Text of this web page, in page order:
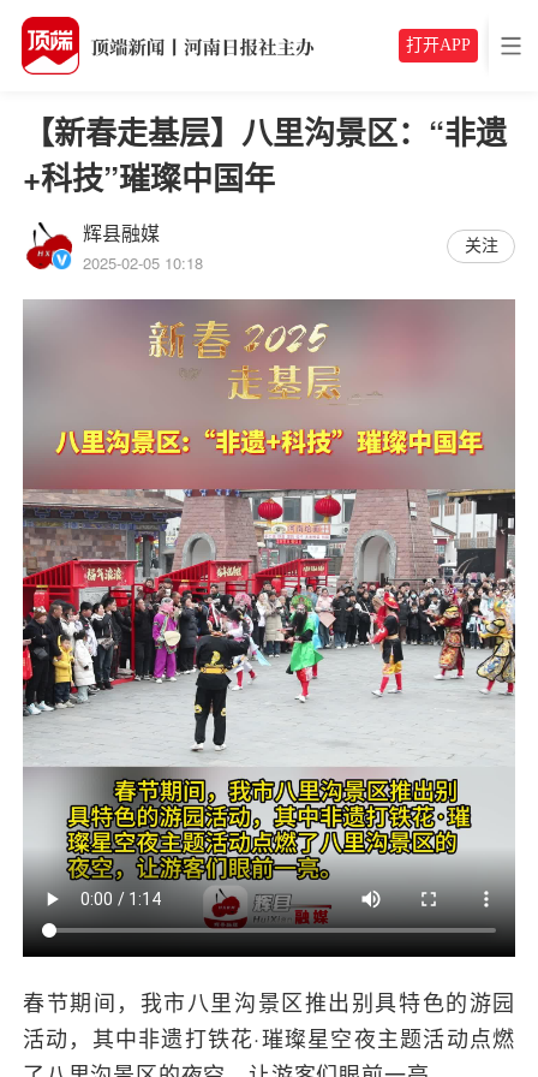
打开APP
【新春走基层】八里沟景区：“非遗
+科技”璀璨中国年
辉县融媒
2025-02-05 10:18
关注
春节期间，我市八里沟景区推出别具特色的游园
活动，其中非遗打铁花·璀璨星空夜主题活动点燃